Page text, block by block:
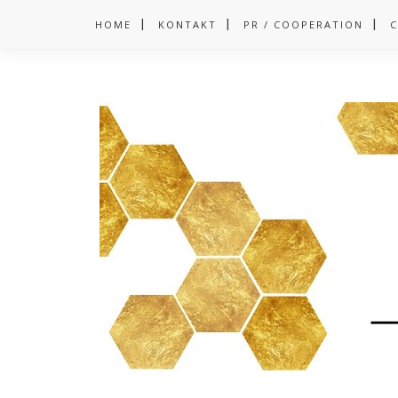
HOME KONTAKT PR / COOPERATION